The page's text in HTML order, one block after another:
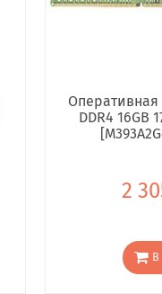
Оперативная
DDR4 16GB
2
В